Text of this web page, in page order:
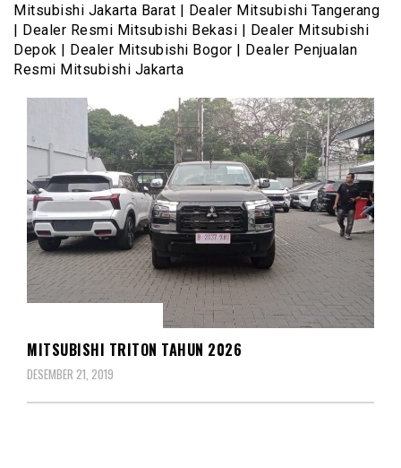
Mitsubishi Jakarta Barat | Dealer Mitsubishi Tangerang
| Dealer Resmi Mitsubishi Bekasi | Dealer Mitsubishi
Depok | Dealer Mitsubishi Bogor | Dealer Penjualan
Resmi Mitsubishi Jakarta
MITSUBISHI TRITON TAHUN 2026
DESEMBER 21, 2019